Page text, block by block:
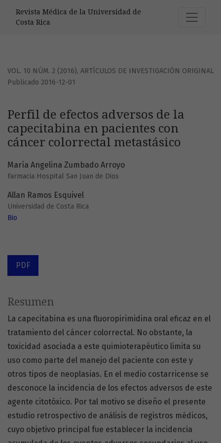
Revista Médica de la Universidad de
Costa Rica
VOL. 10 NÚM. 2 (2016), ARTÍCULOS DE INVESTIGACIÓN ORIGINAL
Perfil de efectos adversos de la
capecitabina en pacientes con
cáncer colorrectal metastásico
Publicado 2016-12-01
María Angelina Zumbado Arroyo
Farmacia Hospital San Juan de Dios
Allan Ramos Esquivel
Universidad de Costa Rica
Bio
PDF
Resumen
La capecitabina es una fluoropirimidina oral eficaz en el
tratamiento del cáncer colorrectal. No obstante, la
toxicidad asociada a este quimioterapéutico limita su
uso como parte del manejo del paciente con este y
otros tipos de neoplasias. En el medio costarricense se
desconoce la incidencia de los efectos adversos de este
agente citotóxico. Por tal motivo se diseño el presente
estudio retrospectivo de análisis de registros médicos,
cuyo objetivo principal fue establecer la incidencia